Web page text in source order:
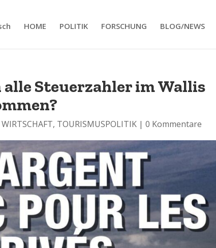
HOME POLITIK FORSCHUNG BLOG/NEWS
Steuerzahler im Wallis
WIRTSCHAFT, TOURISMUSPOLITIK |0 Kommentare